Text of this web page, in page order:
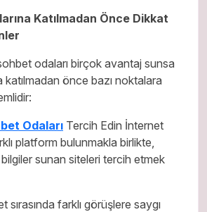
Katılmadan Önce Dikkat
odaları birçok avantaj sunsa
önce bazı noktalara
Odaları Tercih Edin İnternet
platform bulunmakla birlikte,
sunan siteleri tercih etmek
sırasında farklı görüşlere saygı